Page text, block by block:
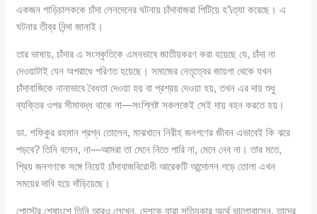
একজন গাড়িচালককে চাঁদা লেনদেনের ঘটনায় চাঁদাবাজরা পিটিয়ে হ’\ত্যা করেছে। এ
ঘটনার তীব্র নিন্দা জানাই।
তার ভাষায়, চাঁদার এ সংস্কৃতিকে এমনভাবে জাতীয়করণ করা হয়েছে যে, চাঁদা না
দেওয়াটাই যেন অপরাধে পরিণত হয়েছে। সমাজের নেতৃত্বের জায়গা থেকে যখন
চাঁদাবাজিকে নানাভাবে বৈধতা দেওয়া হয় বা প্রশ্রয় দেওয়া হয়, তখন এর দায় শুধু
ব্যক্তির ওপর সীমাবদ্ধ থাকে না—সংশ্লিষ্ট সকলকেই সেই দায় বহন করতে হয়।
ডা. শফিকুর রহমান প্রশ্ন তোলেন, মাঝখানে নিরীহ জনগণের জীবন এভাবেই কি ঝরে
পড়বে? তিনি বলেন, না—আমরা তা মেনে নিতে পারি না, মেনে নেব না। তার মতে,
প্রিয় জনগণকে সঙ্গে নিয়েই চাঁদাবাজবিরোধী আরেকটি আন্দোলন গড়ে তোলা এখন
সময়ের দাবি হয়ে দাঁড়িয়েছে।
পোস্টের শেষাংশে তিনি আরও লেখেন, দেশকে যারা সত্যিকার অর্থে ভালোবাসেন, তাদের